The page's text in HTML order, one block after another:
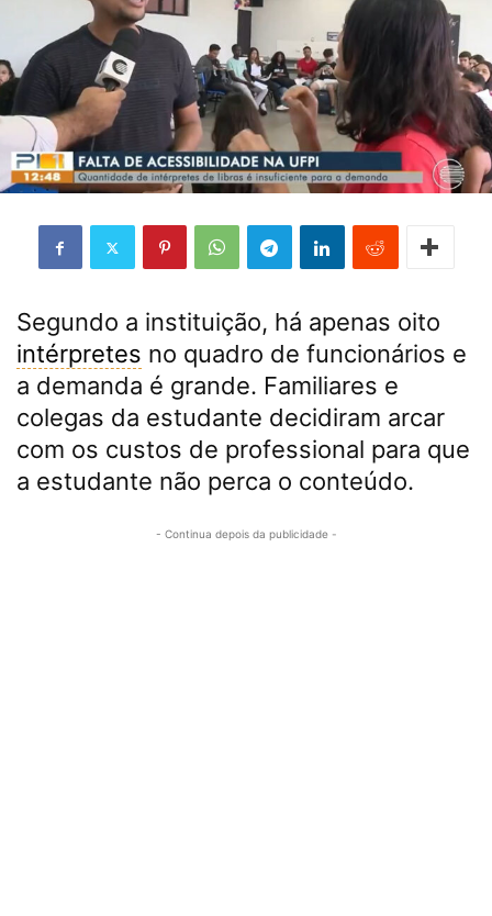
Segundo a instituição, há apenas oito
intérpretes no quadro de funcionários e
a demanda é grande. Familiares e
colegas da estudante decidiram arcar
com os custos de professional para que
a estudante não perca o conteúdo.
- Continua depois da publicidade -